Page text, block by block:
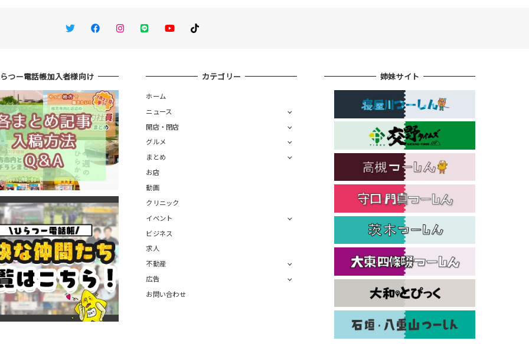
TwitterFacebookInstagram
LINE You TubeTikTok
つー電話帳加入者様向け カテゴリー
ホーム
ニュース
開店・閉店
グルメ
まとめ
お店
動画
クリニック
イベント
ビジネス
求人
不動産
広告
お問い合わせ
姉妹サイト